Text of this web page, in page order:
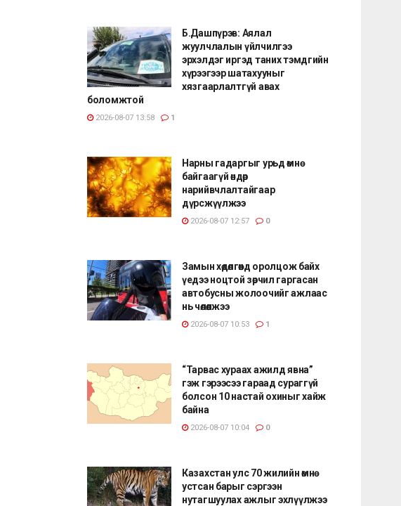
Б.Дашпүрэв: Аялал
жуулчлалын үйлчилгээ
эрхэлдэг иргэд таних тэмдгийн
хүрээгээр шатахууныг
хязгаарлалтгүй авах
боломжтой
2026-08-07 13:58 1
Нарны гадаргыг урьд өмнө
байгаагүй өндөр
нарийвчлалтайгаар
дүрсжүүлжээ
2026-08-07 12:57 0
Замын хөдөлгөөнд оролцож байх
үедээ ноцтой зөрчил гаргасан
автобусны жолоочийг ажлаас
нь чөлөөлжээ
2026-08-07 10:53 1
“Тарвас хураах ажилд явна”
гэж гэрээсээ гараад сураггүй
болсон 10 настай охиныг хайж
байна
2026-08-07 10:04 0
Казахстан улс 70 жилийн өмнө
устсан барыг сэргээн
нутагшуулах ажлыг эхлүүлжээ